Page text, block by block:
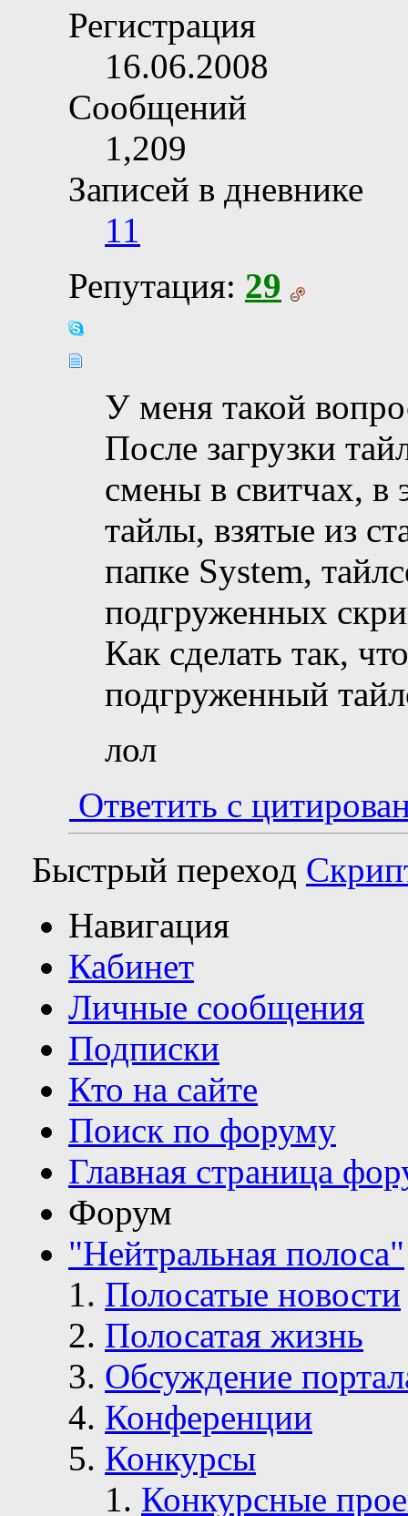
Регистрация
16.06.2008
Сообщений
1,209
Записей в дневнике
11
Репутация: 29
У меня такой
После загрузки
смены в свитчах, в
тайлы, взятые из
папке System,
подгруженных
Как сделать так,
подгруженный
лол
Ответить с
Быстрый переход
Навигация
Кабинет
Личные сообщения
Подписки
Кто на сайте
Поиск по форуму
Главная страница
Форум
"Нейтральная полоса"
Полосатые новости
Полосатая жизнь
Обсуждение
Конференции
Конкурсы
Конкурсные